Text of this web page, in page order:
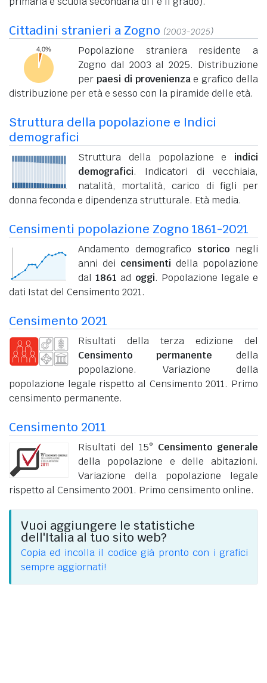
Cittadini stranieri a Zogno (2003-2025)
Popolazione straniera residente a
Zogno dal 2003 al 2025. Distribuzione
per paesi di provenienzae grafico della
distribuzione per età e sesso con la piramide delle età.
Struttura della popolazione e Indici
demografici
Struttura della popolazione e indici
demografici. Indicatori di vecchiaia,
natalità, mortalità, carico di figli per
donna feconda e dipendenza strutturale. Età media.
Censimenti popolazione Zogno 1861-2021
Andamento demografico storico negli
anni dei censimenti della popolazione
dal1861 ad oggi. Popolazione legale e
dati Istat del Censimento 2021.
Censimento 2021
Risultati della terza edizione del
Censimento permanente della
popolazione. Variazione della
popolazione legale rispetto al Censimento 2011. Primo
censimento permanente.
Censimento 2011
Risultati del 15° Censimento generale
della popolazione e delle abitazioni.
Variazione della popolazione legale
rispetto al Censimento 2001. Primo censimento online.
Vuoi aggiungere le statistiche
dell'Italia al tuo sito web?
Copia ed incolla il codice già pronto con i grafici
sempre aggiornati!